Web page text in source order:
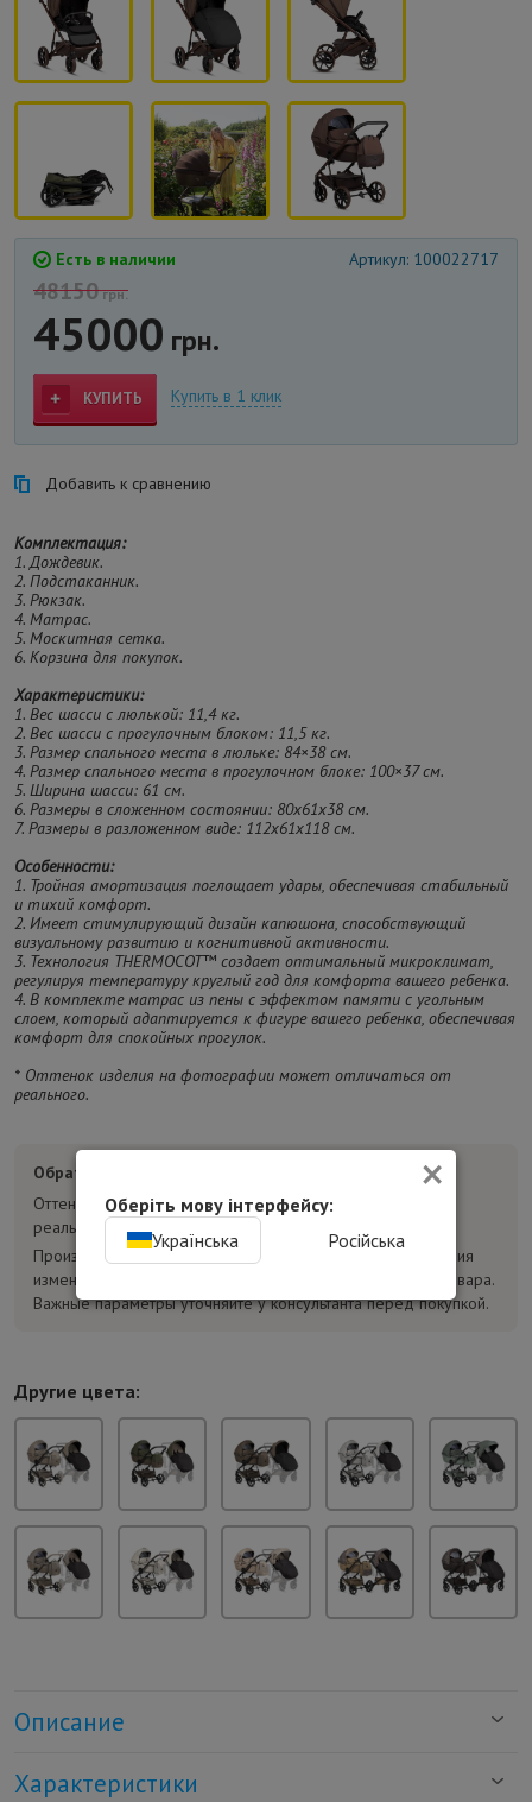
Есть в наличии Артикул: 100022717
48150грн.
45000 грн.
КУПИТЬ Купить в 1 клик
Добавить к сравнению
Комплектация:
1. Дождевик.
2. Подстаканник.
3. Рюкзак.
4. Матрас.
5. Москитная сетка.
6. Корзина для покупок.
Характеристики:
1. Вес шасси с люлькой: 11,4 кг.
2. Вес шасси с прогулочным блоком: 11,5 кг.
3. Размер спального места в люльке: 84×38 см.
4. Размер спального места в прогулочном блоке: 100×37 см.
5. Ширина шасси: 61 см.
6. Размеры в сложенном состоянии: 80х61х38 см.
7. Размеры в разложенном виде: 112х61х118 см.
Особенности:
1. Тройная амортизация поглощает удары, обеспечивая стабильный
и тихий комфорт.
2. Имеет стимулирующий дизайн капюшона, способствующий
визуальному развитию и когнитивной активности.
3. Технология THERMOCOT™ создает оптимальный микроклимат,
регулируя температуру круглый год для комфорта вашего ребенка.
4. В комплекте матрас из пены с эффектом памяти с угольным
слоем, который адаптируется к фигуре вашего ребенка, обеспечивая
комфорт для спокойных прогулок.
* Оттенок изделия на фотографии может отличаться от
реального.
Обратите внимание:
Оттенок товара на фотографиях может отличаться от
реального.
Производитель может без предварительного уведомления
изменять конструкцию, комплектацию и характеристики товара.
Важные параметры уточняйте у консультанта перед покупкой.
Другие цвета:
Описание
Характеристики
×
Оберіть мову інтерфейсу:
Українська
Російська